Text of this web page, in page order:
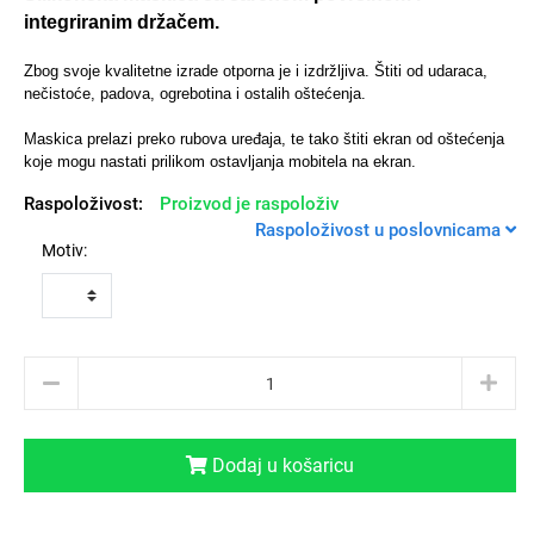
integriranim držačem.
Zbog svoje kvalitetne izrade otporna je i izdržljiva. Štiti od udaraca,
nečistoće, padova, ogrebotina i ostalih oštećenja.
Maskica prelazi preko rubova uređaja, te tako štiti ekran od oštećenja
koje mogu nastati prilikom ostavljanja mobitela na ekran.
Raspoloživost:
Proizvod je raspoloživ
Raspoloživost u poslovnicama
Motiv:
Dodaj u košaricu
Sleng Feel Good
Životinjsko carstvo
Univerzalne futrole i
maskice
Preklopne maskice